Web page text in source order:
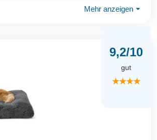
Mehr anzeigen ⏷
9,2/10
gut
★★★★